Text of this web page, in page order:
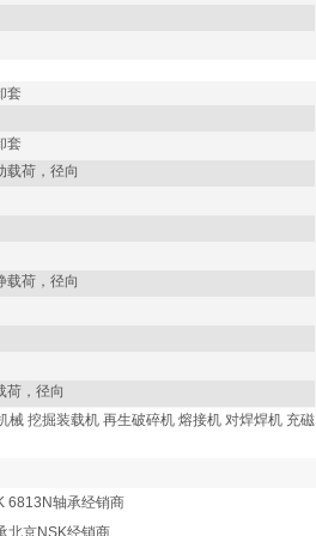
套
套
载荷，径向
载荷，径向
荷，径向
挖掘装载机 再生破碎机 熔接机 对焊焊机 充磁
6813N轴承经销商
北京NSK经销商